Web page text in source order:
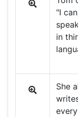
"I
in
She